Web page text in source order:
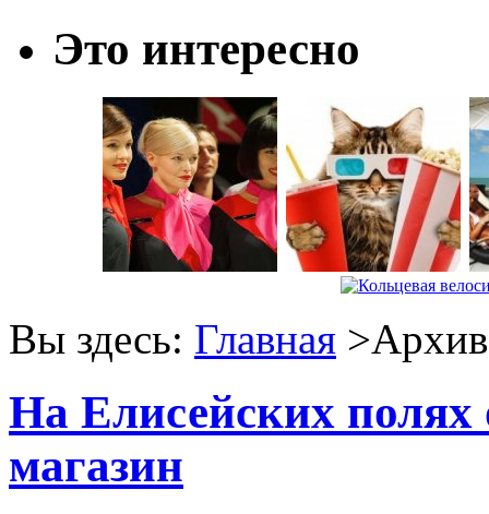
Это интересно
Вы здесь: Главная >Архив
На Елисейских
магазин